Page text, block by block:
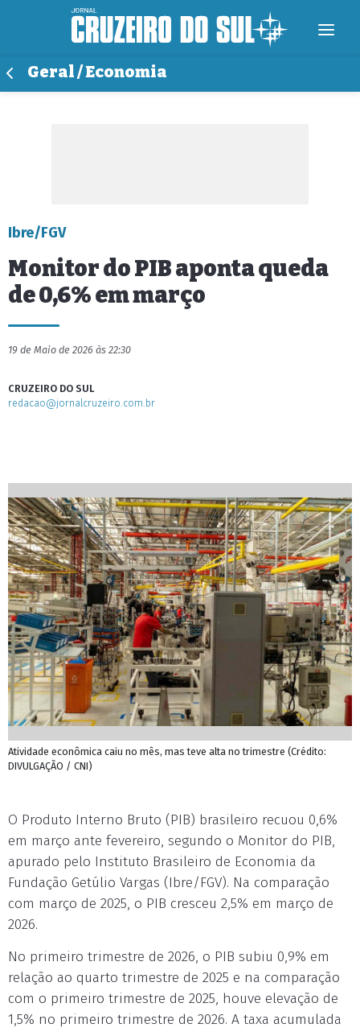
Geral / Economia
Ibre/FGV
Monitor do PIB aponta queda
de 0,6% em março
19 de Maio de 2026 às 22:30
CRUZEIRO DO SUL
redacao@jornalcruzeiro.com.br
Atividade econômica caiu no mês, mas teve alta no trimestre (Crédito:
DIVULGAÇÃO / CNI)
O Produto Interno Bruto (PIB) brasileiro recuou 0,6%
em março ante fevereiro, segundo o Monitor do PIB,
apurado pelo Instituto Brasileiro de Economia da
Fundação Getúlio Vargas (Ibre/FGV). Na comparação
com março de 2025, o PIB cresceu 2,5% em março de
2026.
No primeiro trimestre de 2026, o PIB subiu 0,9% em
relação ao quarto trimestre de 2025 e na comparação
com o primeiro trimestre de 2025, houve elevação de
1,5% no primeiro trimestre de 2026. A taxa acumulada